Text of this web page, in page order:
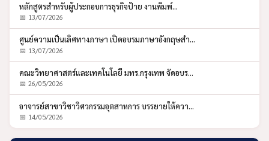
หลักสูตรสำหรับผู้ประกอบการธุรกิจป้าย งานพิมพ์...
📅 13/07/2026
ศูนย์ความเป็นเลิศทางภาษา เปิดอบรมภาษาอังกฤษสำ...
📅 13/07/2026
คณะวิทยาศาสตร์และเทคโนโลยี มทร.กรุงเทพ จัดอบร...
📅 26/05/2026
อาจารย์สาขาวิชาวิศวกรรมอุตสาหการ บรรยายให้ควา...
📅 14/05/2026